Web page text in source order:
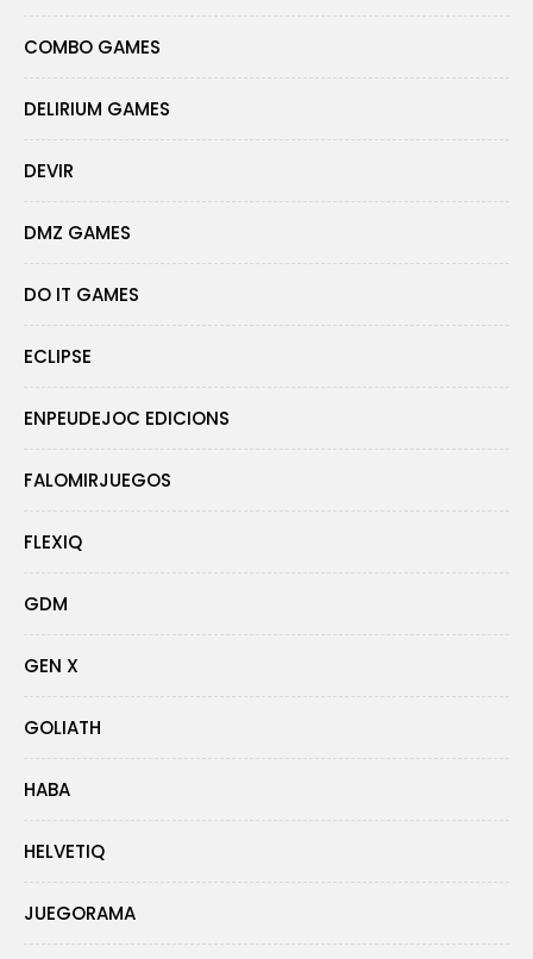
COMBO GAMES
DELIRIUM GAMES
DEVIR
DMZ GAMES
DO IT GAMES
ECLIPSE
ENPEUDEJOC EDICIONS
FALOMIRJUEGOS
FLEXIQ
GDM
GEN X
GOLIATH
HABA
HELVETIQ
JUEGORAMA